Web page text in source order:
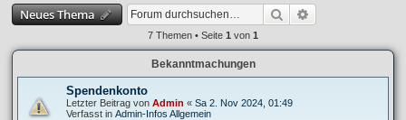
Neues Thema Suche
7 Themen • Seite 1 von 1
Bekanntmachungen
Spendenkonto
Letzter Beitrag von Admin « Sa 2. Nov 2024, 01:49
Verfasst in Admin-Infos Allgemein